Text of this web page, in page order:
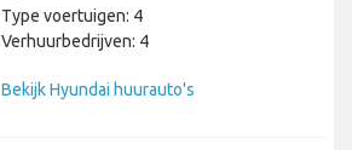
Type voertuigen: 4
Verhuurbedrijven: 4
Bekijk Hyundai huurauto's